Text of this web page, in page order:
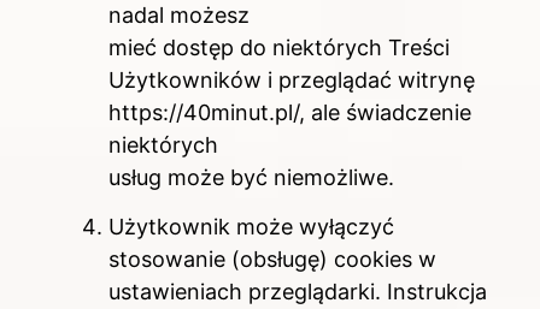
nadal możesz
mieć dostęp do niektórych Treści
Użytkowników i przeglądać witrynę
https://40minut.pl/, ale świadczenie
niektórych
usług może być niemożliwe.
Użytkownik może wyłączyć
stosowanie (obsługę) cookies w
ustawieniach przeglądarki. Instrukcja